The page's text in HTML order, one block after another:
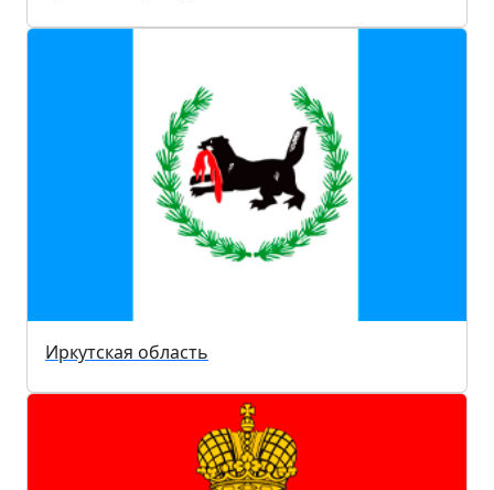
Иркутская область